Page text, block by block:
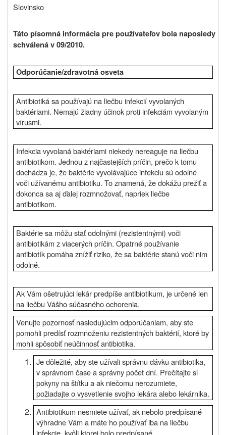
Slovinsko
Táto písomná informácia pre používateľov bola naposledy
schválená v 09/2010.
Odporúčanie/zdravotná osveta
Antibiotiká sa používajú na liečbu infekcií vyvolaných
baktériami. Nemajú žiadny účinok proti infekciám vyvolaným
vírusmi.
Infekcia vyvolaná baktériami niekedy nereaguje na liečbu
antibiotikom. Jednou z najčastejších príčin, prečo k tomu
dochádza je, že baktérie vyvolávajúce infekciu sú odolné
voči užívanému antibiotiku. To znamená, že dokážu prežiť a
dokonca sa aj ďalej rozmnožovať, napriek liečbe
antibiotikom.
Baktérie sa môžu stať odolnými (rezistentnými) voči
antibiotikám z viacerých príčin. Opatrné používanie
antibiotík pomáha znížiť riziko, že sa baktérie stanú voči nim
odolné.
Ak Vám ošetrujúci lekár predpíše antibiotikum, je určené len
na liečbu Vášho súčasného ochorenia.
Venujte pozornosť nasledujúcim odporúčaniam, aby ste
pomohli predísť rozmnoženiu rezistentných baktérií, ktoré by
mohli spôsobiť neúčinnosť antibiotika.
Je dôležité, aby ste užívali správnu dávku antibiotika,
v správnom čase a správny počet dní. Prečítajte si
pokyny na štítku a ak niečomu nerozumiete,
požiadajte o vysvetlenie svojho lekára alebo lekárnika.
Antibiotikum nesmiete užívať, ak nebolo predpísané
výhradne Vám a máte ho používať iba na liečbu
infekcie, kvôli ktorej bolo predpísané.